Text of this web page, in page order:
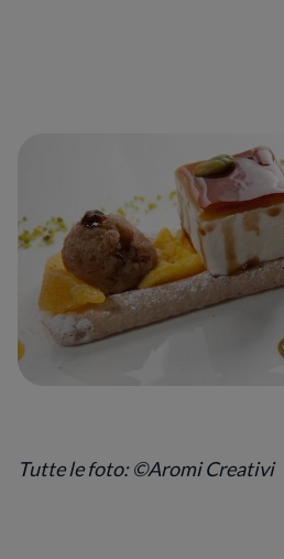
Tutte le foto: ©Aromi Creativi